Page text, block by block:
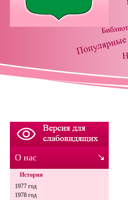
О нас
История
1977 год
1978 год